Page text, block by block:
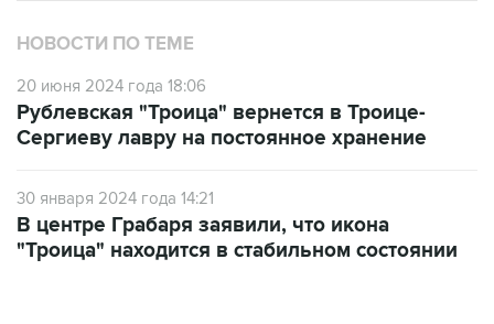
НОВОСТИ ПО ТЕМЕ
20 июня 2024 года 18:06
Рублевская "Троица" вернется в Троице-
Сергиеву лавру на постоянное хранение
30 января 2024 года 14:21
В центре Грабаря заявили, что икона
"Троица" находится в стабильном состоянии